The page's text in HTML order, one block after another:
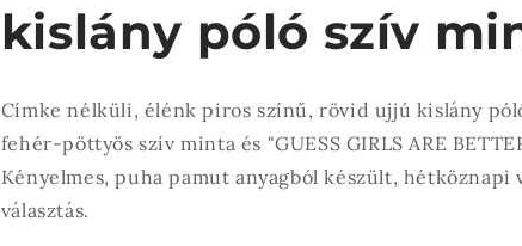
kislány póló szív
Címke nélküli, élénk piros színű, rövid ujjú kislány
fehér-pöttyös szív minta és "GUESS GIRLS ARE
Kényelmes, puha pamut anyagból készült,
választás.